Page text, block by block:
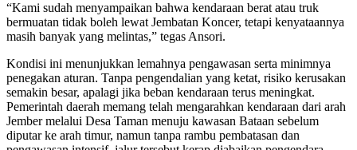
“Kami sudah menyampaikan bahwa kendaraan berat atau truk
bermuatan tidak boleh lewat Jembatan Koncer, tetapi kenyataannya
masih banyak yang melintas,” tegas Ansori.
Kondisi ini menunjukkan lemahnya pengawasan serta minimnya
penegakan aturan. Tanpa pengendalian yang ketat, risiko kerusakan
semakin besar, apalagi jika beban kendaraan terus meningkat.
Pemerintah daerah memang telah mengarahkan kendaraan dari arah
Jember melalui Desa Taman menuju kawasan Bataan sebelum
diputar ke arah timur, namun tanpa rambu pembatasan dan